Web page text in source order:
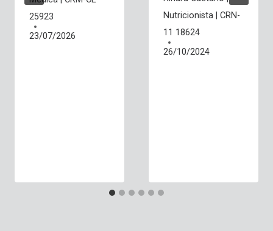
25923
23/07/2026
Nutricionista | CRN-
11 18624
26/10/2024